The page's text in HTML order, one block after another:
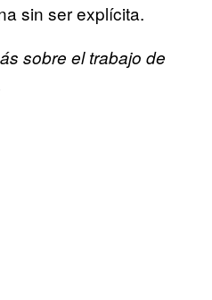
sin ser explícita.
sobre el trabajo de